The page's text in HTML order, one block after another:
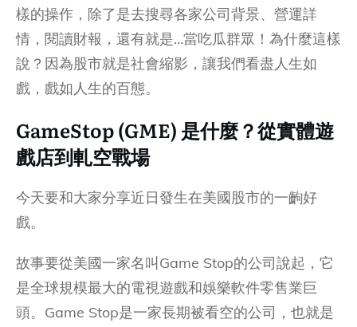
樣的操作，除了是去搜尋各家公司背景、營運詳
情，閱讀財報，還有就是…當吃瓜群眾！為什麼這樣
說？因為股市就是社會縮影，讓我們看盡人生如
戲，戲如人生的百態。
GameStop (GME) 是什麼？從實體遊
戲店到軋空戰場
今天要和大家分享近日發生在美國股市的一齣好
戲。
故事要從美國一家名叫Game Stop的公司說起，它
是全球規模最大的電視遊戲和娛樂軟件零售業巨
頭。Game Stop是一家長期被看空的公司，也就是